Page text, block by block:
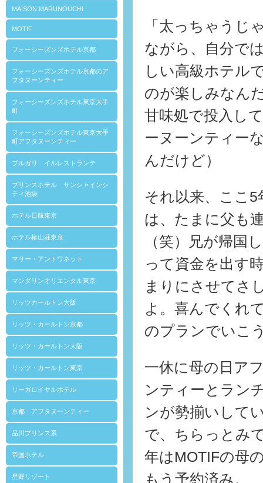
MAISON MARUNOUCHI
MOTIF
フォーシーズンズホテル京都
フォーシーズンズホテル京都のア
フタヌーンティー
フォーシーズンズホテル東京大手
町
フォーシーズンズホテル東京大手
町アフタヌーンティー
ブルガリ イルレストランテ
プリンスホテル サンシャインシ
ティ池袋
ホテル日航東京
ホテル椿山荘東京
マリー・アントワネット
マンダリンオリエンタル東京
リッツカールトン大阪
リッツ・カールトン京都
リッツ・カールトン大阪
リッツ・カールトン東京
リーガロイヤルホテル
京都 アフタヌーンティー
品川プリンス系
帝国ホテル
星野リゾート
「太っちゃうじ
ながら、自分で
しい高級ホテル
のが楽しみなん
甘味処で投入し
ーヌーンティー
んだけど）
それ以来、ここ
は、たまに父も
（笑）兄が帰国
って資金を出す
まりにさせてさ
よ。喜んでくれ
のプランでいこ
一休に母の日ア
ンティーとラン
ンが勢揃いして
で、ちらっとみ
年はMOTIFの母
もう予約済み。